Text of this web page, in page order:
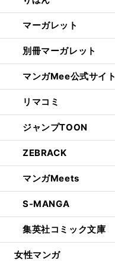
マーガレット
別冊マーガレット
マンガMee公式サイト
リマコミ
ジャンプTOON
ZEBRACK
マンガMeets
S-MANGA
集英社コミック文庫
女性マンガ